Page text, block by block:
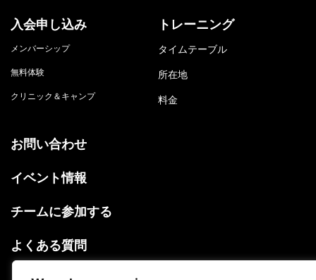
入会申し込み
メンバーシップ
無料体験
クリニック＆キャンプ
トレーニング
タイムテーブル
所在地
料金
お問い合わせ
イベント情報
チームに参加する
よくある質問